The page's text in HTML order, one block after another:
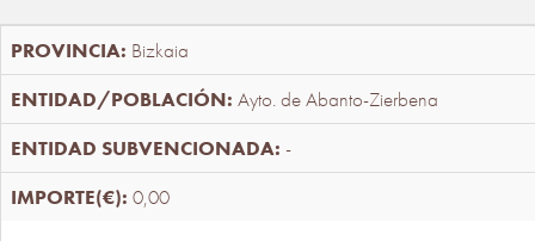
Bizkaia
Ayto. de Abanto-Zierbena
-
0,00